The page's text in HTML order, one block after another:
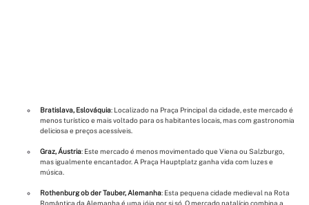
Bratislava, Eslováquia: Localizado na Praça Principal da cidade, este mercado é
menos turístico e mais voltado para os habitantes locais, mas com gastronomia
deliciosa e preços acessíveis.
Graz, Áustria: Este mercado é menos movimentado que Viena ou Salzburgo,
mas igualmente encantador. A Praça Hauptplatz ganha vida com luzes e
música.
Rothenburg ob der Tauber, Alemanha: Esta pequena cidade medieval na Rota
Romântica da Alemanha é uma jóia por si só. O mercado natalício combina a